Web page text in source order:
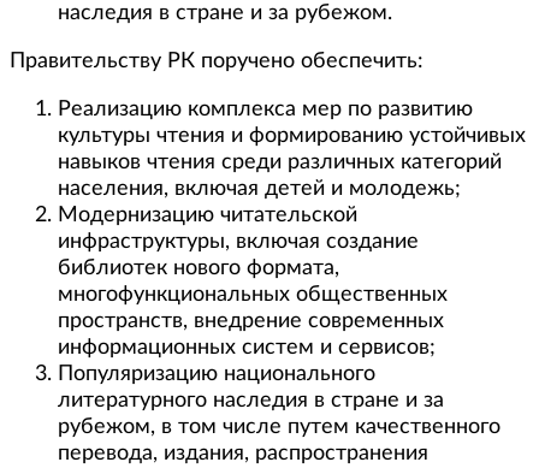
наследия в стране и за рубежом.
Правительству РК поручено обеспечить:
Реализацию комплекса мер по развитию
культуры чтения и формированию устойчивых
навыков чтения среди различных категорий
населения, включая детей и молодежь;
Модернизацию читательской
инфраструктуры, включая создание
библиотек нового формата,
многофункциональных общественных
пространств, внедрение современных
информационных систем и сервисов;
Популяризацию национального
литературного наследия в стране и за
рубежом, в том числе путем качественного
перевода, издания, распространения